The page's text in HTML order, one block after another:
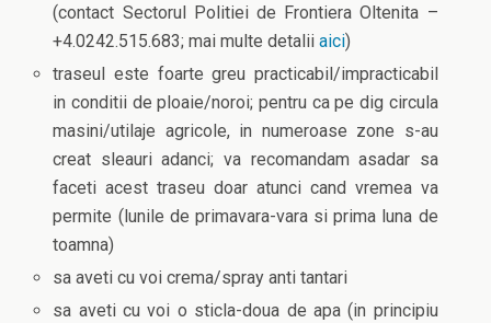
(contact Sectorul Politiei de Frontiera Oltenita –
+4.0242.515.683; mai multe detaliiaici)
traseul este foarte greu practicabil/impracticabil
in conditii de ploaie/noroi; pentru ca pe dig circula
masini/utilaje agricole, in numeroase zone s-au
creat sleauri adanci; va recomandam asadar sa
faceti acest traseu doar atunci cand vremea va
permite (lunile de primavara-vara si prima luna de
toamna)
sa aveti cu voi crema/spray anti tantari
sa aveti cu voi o sticla-doua de apa (in principiu